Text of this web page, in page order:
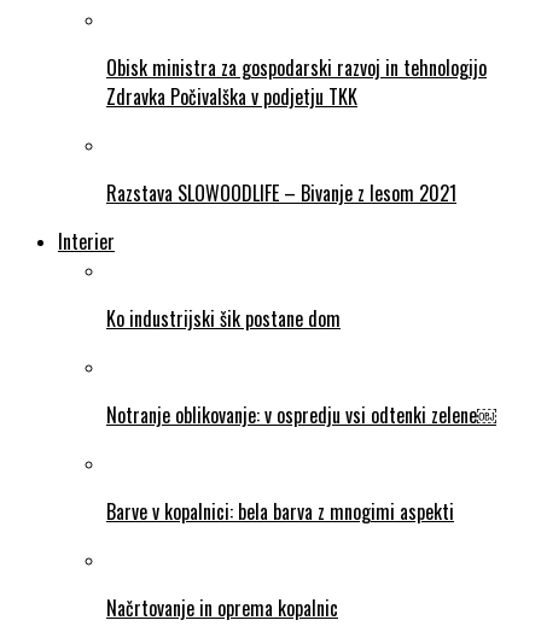
Obisk ministra za gospodarski razvoj in tehnologijo
Zdravka Počivalška v podjetju TKK
Razstava SLOWOODLIFE – Bivanje z lesom 2021
Interier
Ko industrijski šik postane dom
Notranje oblikovanje: v ospredju vsi odtenki zelene￼
Barve v kopalnici: bela barva z mnogimi aspekti
Načrtovanje in oprema kopalnic